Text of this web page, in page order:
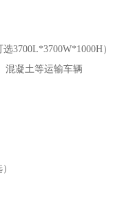
3700L*3700W*1000H）
凝土等运输车辆